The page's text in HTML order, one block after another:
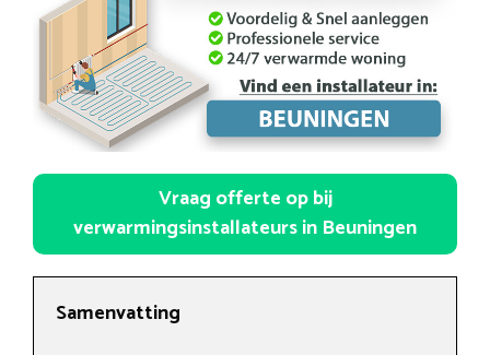
Vraag offerte op bij
verwarmingsinstallateurs in Beuningen
Samenvatting